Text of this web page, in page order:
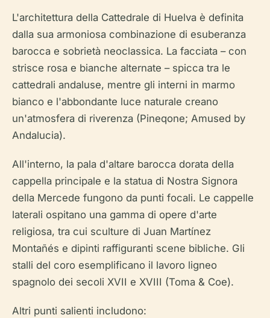
L'architettura della Cattedrale di Huelva è definita
dalla sua armoniosa combinazione di esuberanza
barocca e sobrietà neoclassica. La facciata – con
strisce rosa e bianche alternate – spicca tra le
cattedrali andaluse, mentre gli interni in marmo
bianco e l'abbondante luce naturale creano
un'atmosfera di riverenza (Pineqone; Amused by
Andalucia).
All'interno, la pala d'altare barocca dorata della
cappella principale e la statua di Nostra Signora
della Mercede fungono da punti focali. Le cappelle
laterali ospitano una gamma di opere d'arte
religiosa, tra cui sculture di Juan Martínez
Montañés e dipinti raffiguranti scene bibliche. Gli
stalli del coro esemplificano il lavoro ligneo
spagnolo dei secoli XVII e XVIII (Toma & Coe).
Altri punti salienti includono: